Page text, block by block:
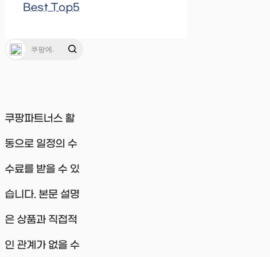
Best Top5
쿠팡파트너스 활
동으로 일정의 수
수료를 받을 수 있
습니다. 본문 설명
은 상품과 직접적
인 관계가 없을 수